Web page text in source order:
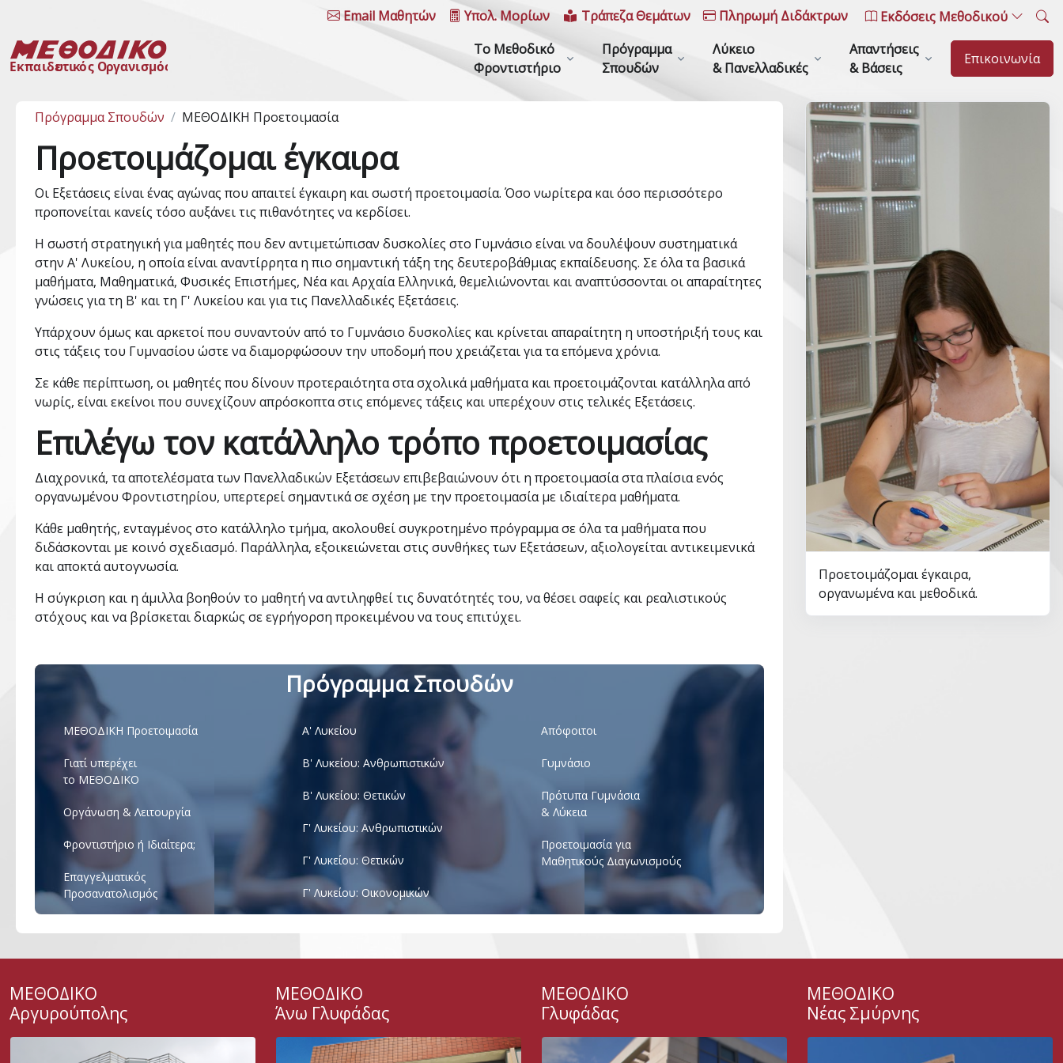
Email Μαθητών Υπολ. Μορίων Τράπεζα Θεμάτων Πληρωμή Διδάκτρων
Εκδόσεις Μεθοδικού
Το Μεθοδικό
Φροντιστήριο
Πρόγραμμα
Σπουδών
Λύκειο
& Πανελλαδικές
Απαντήσεις
& Βάσεις
Επικοινωνία
Πρόγραμμα Σπουδών ΜΕΘΟΔΙΚΗ Προετοιμασία
Προετοιμάζομαι έγκαιρα
Οι Εξετάσεις είναι ένας αγώνας που απαιτεί έγκαιρη και σωστή προετοιμασία. Όσο νωρίτερα και όσο περισσότερο
προπονείται κανείς τόσο αυξάνει τις πιθανότητες να κερδίσει.
Η σωστή στρατηγική για μαθητές που δεν αντιμετώπισαν δυσκολίες στο Γυμνάσιο είναι να δουλέψουν συστηματικά
στην Α' Λυκείου, η οποία είναι αναντίρρητα η πιο σημαντική τάξη της δευτεροβάθμιας εκπαίδευσης. Σε όλα τα βασικά
μαθήματα, Μαθηματικά, Φυσικές Επιστήμες, Νέα και Αρχαία Ελληνικά, θεμελιώνονται και αναπτύσσονται οι απαραίτητες
γνώσεις για τη Β' και τη Γ' Λυκείου και για τις Πανελλαδικές Εξετάσεις.
Υπάρχουν όμως και αρκετοί που συναντούν από το Γυμνάσιο δυσκολίες και κρίνεται απαραίτητη η υποστήριξή τους και
στις τάξεις του Γυμνασίου ώστε να διαμορφώσουν την υποδομή που χρειάζεται για τα επόμενα χρόνια.
Σε κάθε περίπτωση, οι μαθητές που δίνουν προτεραιότητα στα σχολικά μαθήματα και προετοιμάζονται κατάλληλα από
νωρίς, είναι εκείνοι που συνεχίζουν απρόσκοπτα στις επόμενες τάξεις και υπερέχουν στις τελικές Εξετάσεις.
Επιλέγω τον κατάλληλο τρόπο προετοιμασίας
Διαχρονικά, τα αποτελέσματα των Πανελλαδικών Εξετάσεων επιβεβαιώνουν ότι η προετοιμασία στα πλαίσια ενός
οργανωμένου Φροντιστηρίου, υπερτερεί σημαντικά σε σχέση με την προετοιμασία με ιδιαίτερα μαθήματα.
Κάθε μαθητής, ενταγμένος στο κατάλληλο τμήμα, ακολουθεί συγκροτημένο πρόγραμμα σε όλα τα μαθήματα που
διδάσκονται με κοινό σχεδιασμό. Παράλληλα, εξοικειώνεται στις συνθήκες των Εξετάσεων, αξιολογείται αντικειμενικά
και αποκτά αυτογνωσία.
Η σύγκριση και η άμιλλα βοηθούν το μαθητή να αντιληφθεί τις δυνατότητές του, να θέσει σαφείς και ρεαλιστικούς
στόχους και να βρίσκεται διαρκώς σε εγρήγορση προκειμένου να τους επιτύχει.
Πρόγραμμα Σπουδών
ΜΕΘΟΔΙΚΗ Προετοιμασία
Γιατί υπερέχει
το ΜΕΘΟΔΙΚΟ
Οργάνωση & Λειτουργία
Φροντιστήριο ή Ιδιαίτερα;
Επαγγελματικός
Προσανατολισμός
Α' Λυκείου
Β' Λυκείου: Ανθρωπιστικών
Β' Λυκείου: Θετικών
Γ' Λυκείου: Ανθρωπιστικών
Γ' Λυκείου: Θετικών
Γ' Λυκείου: Οικονομικών
Απόφοιτοι
Γυμνάσιο
Πρότυπα Γυμνάσια
& Λύκεια
Προετοιμασία για
Μαθητικούς Διαγωνισμούς
Προετοιμάζομαι έγκαιρα,
οργανωμένα και μεθοδικά.
ΜΕΘΟΔΙΚΟ
Αργυρούπολης
ΜΕΘΟΔΙΚΟ
Άνω Γλυφάδας
ΜΕΘΟΔΙΚΟ
Γλυφάδας
ΜΕΘΟΔΙΚΟ
Νέας Σμύρνης